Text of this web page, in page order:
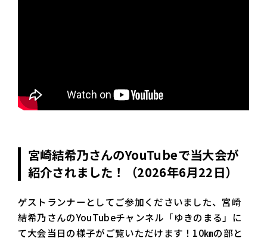
宮崎結希乃さんのYouTubeで当大会が
紹介されました！（2026年6月22日）
ゲストランナーとしてご参加くださいました、宮崎
結希乃さんのYouTubeチャンネル「ゆきのまる」に
て大会当日の様子がご覧いただけます！10㎞の部と